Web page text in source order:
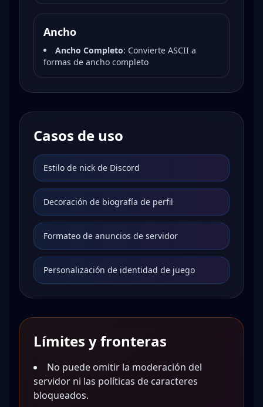
Ancho
Ancho Completo: Convierte ASCII a
formas de ancho completo
Casos de uso
Estilo de nick de Discord
Decoración de biografía de perfil
Formateo de anuncios de servidor
Personalización de identidad de juego
Límites y fronteras
No puede omitir la moderación del
servidor ni las políticas de caracteres
bloqueados.